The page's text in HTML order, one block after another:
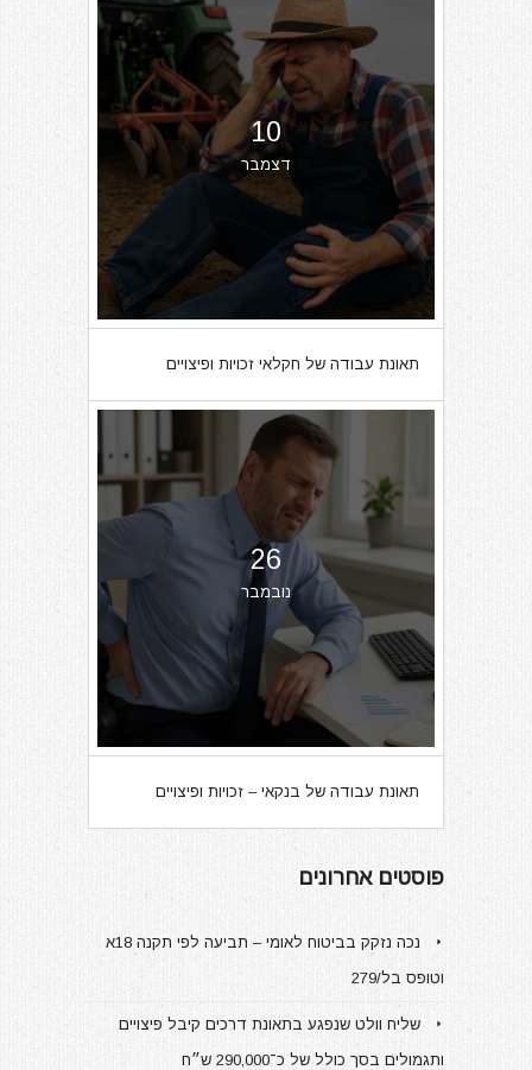
10
דצמבר
תאונת עבודה של חקלאי זכויות ופיצויים
26
נובמבר
תאונת עבודה של בנקאי – זכויות ופיצויים
פוסטים אחרונים
נכה נזקק בביטוח לאומי – תביעה לפי תקנה 18א
וטופס בל/279
שליח וולט שנפגע בתאונת דרכים קיבל פיצויים
ותגמולים בסך כולל של כ־290,000 ש״ח